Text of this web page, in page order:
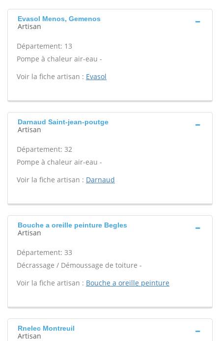
Evasol Menos, Gemenos
Artisan
Département: 13
Pompe à chaleur air-eau -
Voir la fiche artisan : Evasol
Darnaud Saint-jean-poutge
Artisan
Département: 32
Pompe à chaleur air-eau -
Voir la fiche artisan : Darnaud
Bouche a oreille peinture Begles
Artisan
Département: 33
Décrassage / Démoussage de toiture -
Voir la fiche artisan : Bouche a oreille peinture
Rnelec Montreuil
Artisan